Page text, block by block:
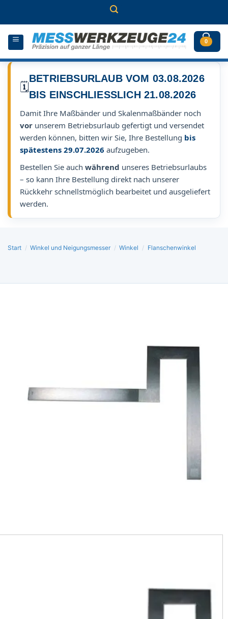
0
🗓️
BETRIEBSURLAUB VOM 03.08.2026
BIS EINSCHLIESSLICH 21.08.2026
Damit Ihre Maßbänder und Skalenmaßbänder noch
vor unserem Betriebsurlaub gefertigt und versendet
werden können, bitten wir Sie, Ihre Bestellung bis
spätestens 29.07.2026 aufzugeben.
Bestellen Sie auch während unseres Betriebsurlaubs
– so kann Ihre Bestellung direkt nach unserer
Rückkehr schnellstmöglich bearbeitet und ausgeliefert
werden.
Start / Winkel und Neigungsmesser / Winkel / Flanschenwinkel